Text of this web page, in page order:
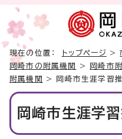
現在の位置： トップページ >
岡崎市の附属機関
>
岡崎市
附属機関
> 岡崎市生涯学習
岡崎市生涯学